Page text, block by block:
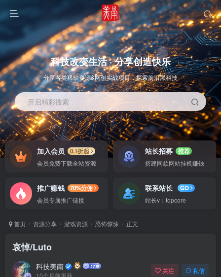
OS教程 SOFT教程
科技改变生活 · 分享创造快乐
分享各类稀缺资源&网创实战项目，探索前沿黑科技
开启精彩搜索
加入会员
0.1折起
会员免费下载全站资源
站长招募
推荐
搭建同款网站挂机赚钱
推广赚钱
70%分佣
会员专属推广链接
联系站长
GO
站长v：topcore
首页 资源分享 游戏资源 恐怖惊悚 正文
哀悼/Luto
科技美南
10个月前更新
关注 私信